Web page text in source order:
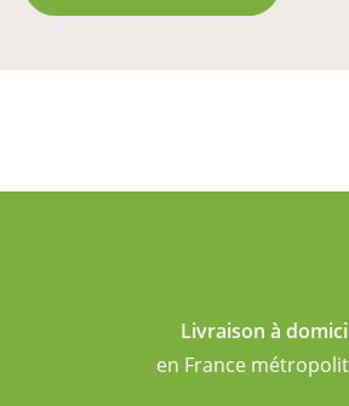
Livraison à
en France